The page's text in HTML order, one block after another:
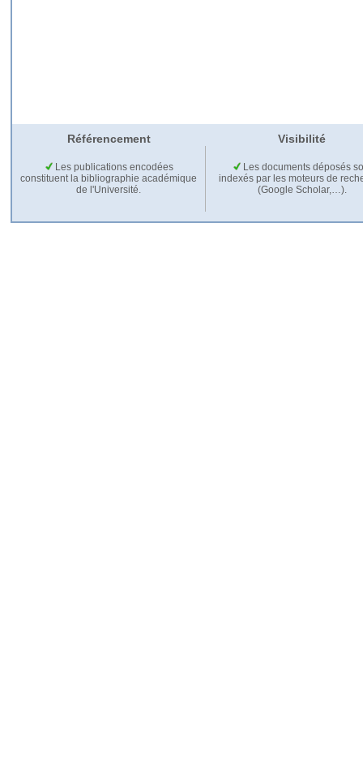
Référencement Visibilité
Les publications encodées
constituent la bibliographie académique
de l'Université.
Les documents déposés
indexés par les moteurs de
(Google Scholar,…).